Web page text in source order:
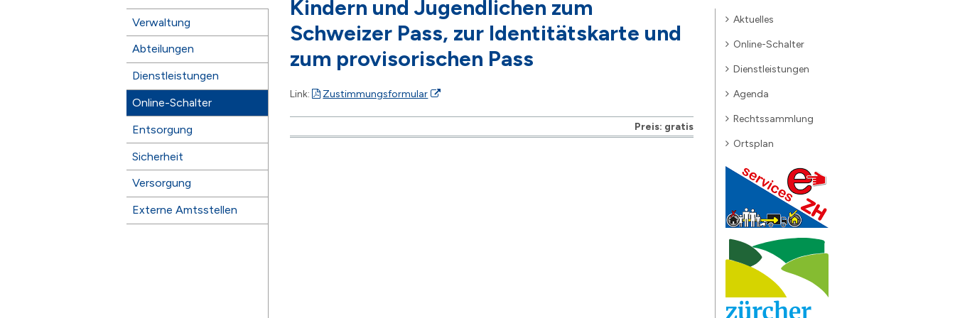
Subnavigation
Verwaltung
Abteilungen
Dienstleistungen
Online-Schalter
Entsorgung
Sicherheit
Versorgung
Externe Amtsstellen
Kindern und Jugendlichen zum
Schweizer Pass, zur Identitätskarte und
zum provisorischen Pass
Link: Zustimmungsformular
Preis: gratis
Aktuelles
Online-Schalter
Dienstleistungen
Agenda
Rechtssammlung
Ortsplan